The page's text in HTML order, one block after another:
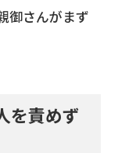
御さんがまず
を責めず